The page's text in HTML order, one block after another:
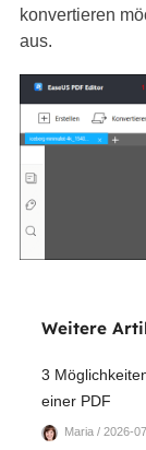
konvertieren
aus.
Weitere
3
einer PDF
Maria / 2026-